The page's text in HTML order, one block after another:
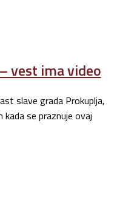
vest ima video
slave grada Prokuplja,
se praznuje ovaj